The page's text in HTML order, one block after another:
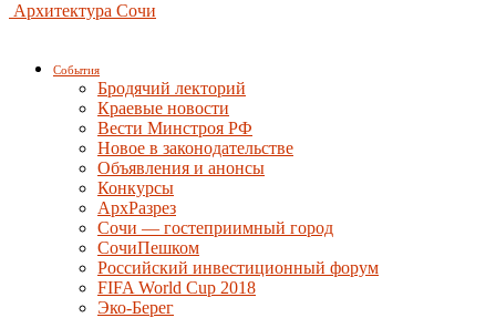
Архитектура Сочи
События
Бродячий лекторий
Краевые новости
Вести Минстроя РФ
Новое в законодательстве
Объявления и анонсы
Конкурсы
АрхРазрез
Сочи — гостеприимный город
СочиПешком
Российский инвестиционный форум
FIFA World Cup 2018
Эко-Берег